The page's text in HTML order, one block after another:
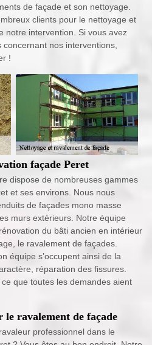
de façade et son nettoyage.
clients pour le nettoyage et
notre intervention. Si vous avez
concernant nos interventions,
!
façade Peret
dispose de nombreuses gammes
et ses environs. Nous nous
de façades mono masse
murs extérieurs. Notre équipe
du bâti ancien en intérieur
le ravalement de façades.
équipe s’occupent ainsi de la
réparation des fissures.
que toutes les demandes aient
ravalement de façade
professionnel dans le